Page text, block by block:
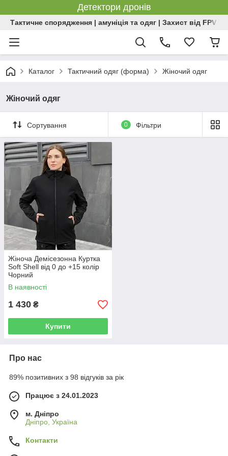
Детектори дронів
Тактичне спорядження | амуніція та одяг | Захист від FPV |
Каталог Тактичний одяг (форма) Жіночий одяг
Жіночий одяг
Сортування 0 Фільтри
Жіноча Демісезонна Куртка
Soft Shell від 0 до +15 колір
Чорний
В наявності
1 430 ₴
Купити
Про нас
89% позитивних з 98 відгуків за рік
Працює з 24.01.2023
м. Дніпро
Дніпро, Україна
Контакти